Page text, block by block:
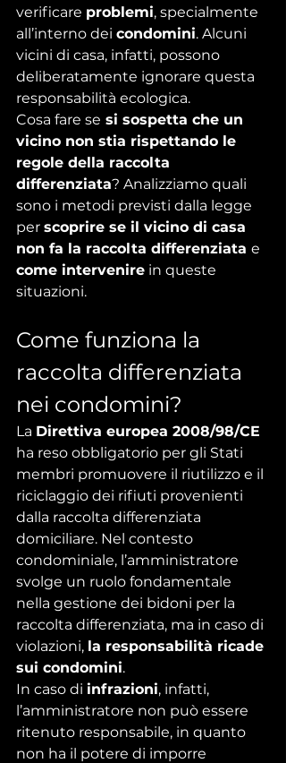
verificare problemi, specialmente
all’interno dei condomini. Alcuni
vicini di casa, infatti, possono
deliberatamente ignorare questa
responsabilità ecologica.
Cosa fare se si sospetta che un
vicino non stia rispettando le
regole della raccolta
differenziata? Analizziamo quali
sono i metodi previsti dalla legge
per scoprire se il vicino di casa
non fa la raccolta differenziata e
come intervenire in queste
situazioni.
Come funziona la
raccolta differenziata
nei condomini?
La Direttiva europea 2008/98/CE
ha reso obbligatorio per gli Stati
membri promuovere il riutilizzo e il
riciclaggio dei rifiuti provenienti
dalla raccolta differenziata
domiciliare. Nel contesto
condominiale, l’amministratore
svolge un ruolo fondamentale
nella gestione dei bidoni per la
raccolta differenziata, ma in caso di
violazioni, la responsabilità ricade
sui condomini.
In caso di infrazioni, infatti,
l’amministratore non può essere
ritenuto responsabile, in quanto
non ha il potere di imporre